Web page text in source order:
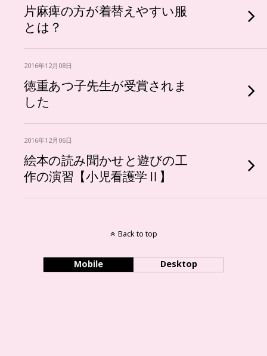
片麻痺の方が着替えやすい服
とは？
2016年12月08日
徳重あつ子先生が受賞されま
した
2016年12月06日
絵本の読み聞かせと遊びの工
作の演習【小児看護学Ⅱ】
Back to top
Mobile Desktop